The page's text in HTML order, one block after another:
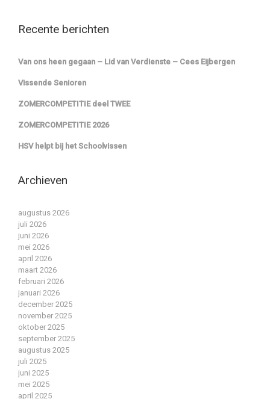
Recente berichten
Van ons heen gegaan – Lid van Verdienste – Cees Eijbergen
Vissende Senioren
ZOMERCOMPETITIE deel TWEE
ZOMERCOMPETITIE 2026
HSV helpt bij het Schoolvissen
Archieven
augustus 2026
juli 2026
juni 2026
mei 2026
april 2026
maart 2026
februari 2026
januari 2026
december 2025
november 2025
oktober 2025
september 2025
augustus 2025
juli 2025
juni 2025
mei 2025
april 2025